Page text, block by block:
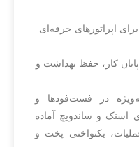
اپراتورهای حرفه‌ای
کار، حفظ بهداشت و
در فست‌فودها و
اسنک و ساندویچ آماده
یکنواختی پخت و